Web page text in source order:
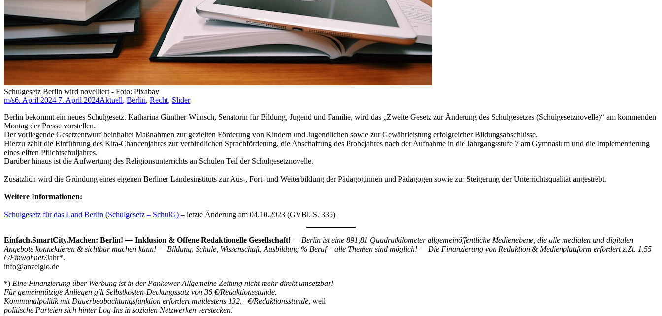
Schulgesetz Berlin wird novelliert - Foto: Pixabay
m/s6. April 2024 7. April 2024Aktuell, Berlin, Recht, Slider
Berlin bekommt ein neues Schulgesetz. Katharina Günther-Wünsch, Senatorin für Bildung, Jugend und Familie, wird das „Zweite Gesetz zur Änderung des Schulgesetzes (Schulgesetznovelle)“ am kommenden
Montag der Presse vorstellen.
Der vorliegende Gesetzentwurf beinhaltet Maßnahmen zur gezielten Förderung von Kindern und Jugendlichen sowie zur Gewährleistung erfolgreicher Bildungsabschlüsse.
Hierzu zählt die Einführung des Kita-Chancenjahres zur verbindlichen Sprachförderung, die Abschaffung des Probejahres nach der Aufnahme in die Jahrgangsstufe 7 am Gymnasium und die Implementierung
eines elften Pflichtschuljahres.
Darüber hinaus ist die Aufwertung des Religionsunterrichts an Schulen Teil der Schulgesetznovelle.
Zusätzlich wird die Gründung eines eigenen Berliner Landesinstituts zur Aus-, Fort- und Weiterbildung der Pädagoginnen und Pädagogen sowie zur Steigerung der Unterrichtsqualität angestrebt.
Weitere Informationen:
Schulgesetz für das Land Berlin (Schulgesetz – SchulG) – letzte Änderung am 04.10.2023 (GVBl. S. 335)
Einfach.SmartCity.Machen: Berlin!— Inklusion & Offene Redaktionelle Gesellschaft! — Berlin ist eine 891,81 Quadratkilometer allgemeinöffentliche Medienebene, die alle medialen und digitalen
Angebote konnektieren & sichtbar machen kann! — Bildung, Schule, Wissenschaft, Ausbildung % Beruf – alle Themen sind möglich! — Die Finanzierung von Redaktion & Medienplattform erfordert z.Zt. 1,55
€/Einwohner/Jahr*.
info@anzeigio.de
*) Eine Finanzierung über Werbung ist in der Pankower Allgemeine Zeitung nicht mehr direkt umsetzbar!
Für gemeinnützige Anliegen gilt Selbstkosten-Deckungssatz von 36 €/Redaktionsstunde.
Kommunalpolitik mit Dauerbeobachtungsfunktion erfordert mindestens 132,– €/Redaktionsstunde, weil
politische Parteien sich hinter Log-Ins in sozialen Netzwerken verstecken!